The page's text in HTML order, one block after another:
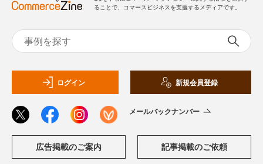
ることで、コマースビジネスを支援するメディアです。
ログイン 新規会員登録
メールバックナンバー
広告掲載のご案内 記事掲載のご依頼